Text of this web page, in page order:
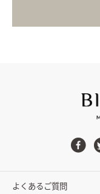
よくあるご質問